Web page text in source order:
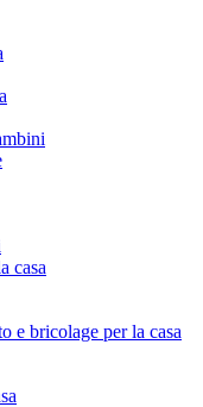
casa
e bricolage per la casa